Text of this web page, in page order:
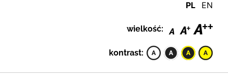
PL EN
wielkość:
kontrast: